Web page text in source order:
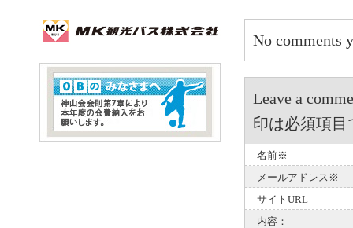
No comments
Leave a
印は必須項目
名前※
メールアドレス※
サイトURL
内容：